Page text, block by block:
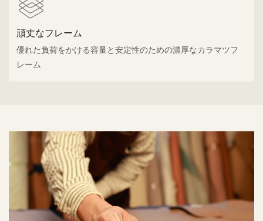
頑丈なフレーム
優れた負荷をかける容量と安定性のための濃厚なカラマツフ
レーム